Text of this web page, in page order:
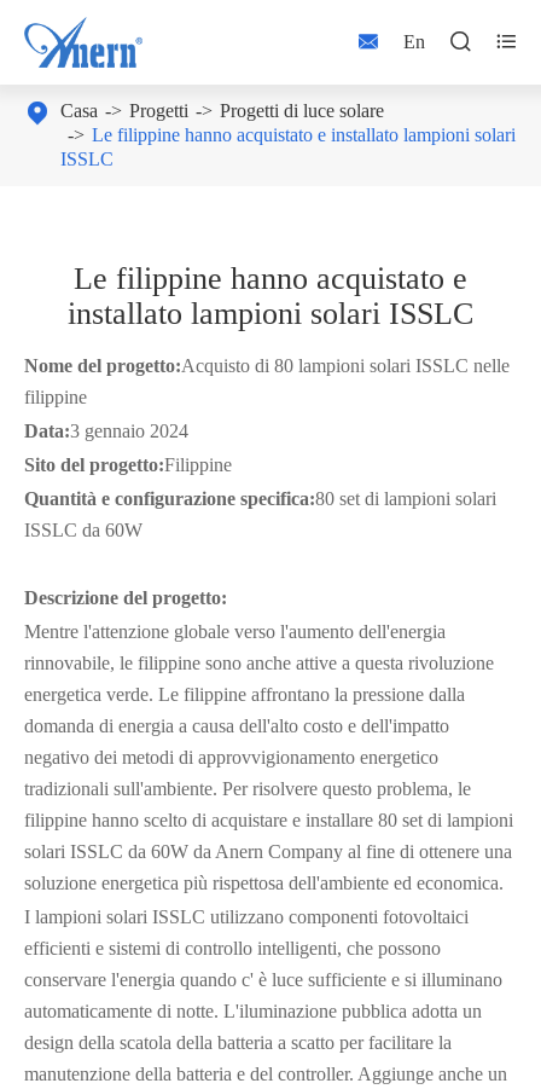
 En  
 Casa Progetti
Progetti di luce solare
Le filippine hanno acquistato e installato lampioni solari
ISSLC
Le filippine hanno acquistato e
installato lampioni solari ISSLC
Nome del progetto:Acquisto di 80 lampioni solari ISSLC nelle
filippine
Data:3 gennaio 2024
Sito del progetto:Filippine
Quantità e configurazione specifica:80 set di lampioni solari
ISSLC da 60W
Descrizione del progetto:
Mentre l'attenzione globale verso l'aumento dell'energia
rinnovabile, le filippine sono anche attive a questa rivoluzione
energetica verde. Le filippine affrontano la pressione dalla
domanda di energia a causa dell'alto costo e dell'impatto
negativo dei metodi di approvvigionamento energetico
tradizionali sull'ambiente. Per risolvere questo problema, le
filippine hanno scelto di acquistare e installare 80 set di lampioni
solari ISSLC da 60W da Anern Company al fine di ottenere una
soluzione energetica più rispettosa dell'ambiente ed economica.
I lampioni solari ISSLC utilizzano componenti fotovoltaici
efficienti e sistemi di controllo intelligenti, che possono
conservare l'energia quando c' è luce sufficiente e si illuminano
automaticamente di notte. L'iluminazione pubblica adotta un
design della scatola della batteria a scatto per facilitare la
manutenzione della batteria e del controller. Aggiunge anche un